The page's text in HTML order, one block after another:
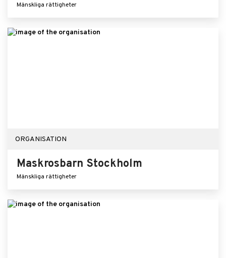
Mänskliga rättigheter
ORGANISATION
Maskrosbarn Stockholm
Mänskliga rättigheter